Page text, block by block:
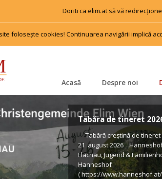
Doriti ca elim.at să vă
foloseşte cookies! Continuarea navigării implică
Acasă Despre noi
Tabăra de tineret
Tabără creștină de
21 august 2026
Flachau, Jugend &
Hanneshof
( https://